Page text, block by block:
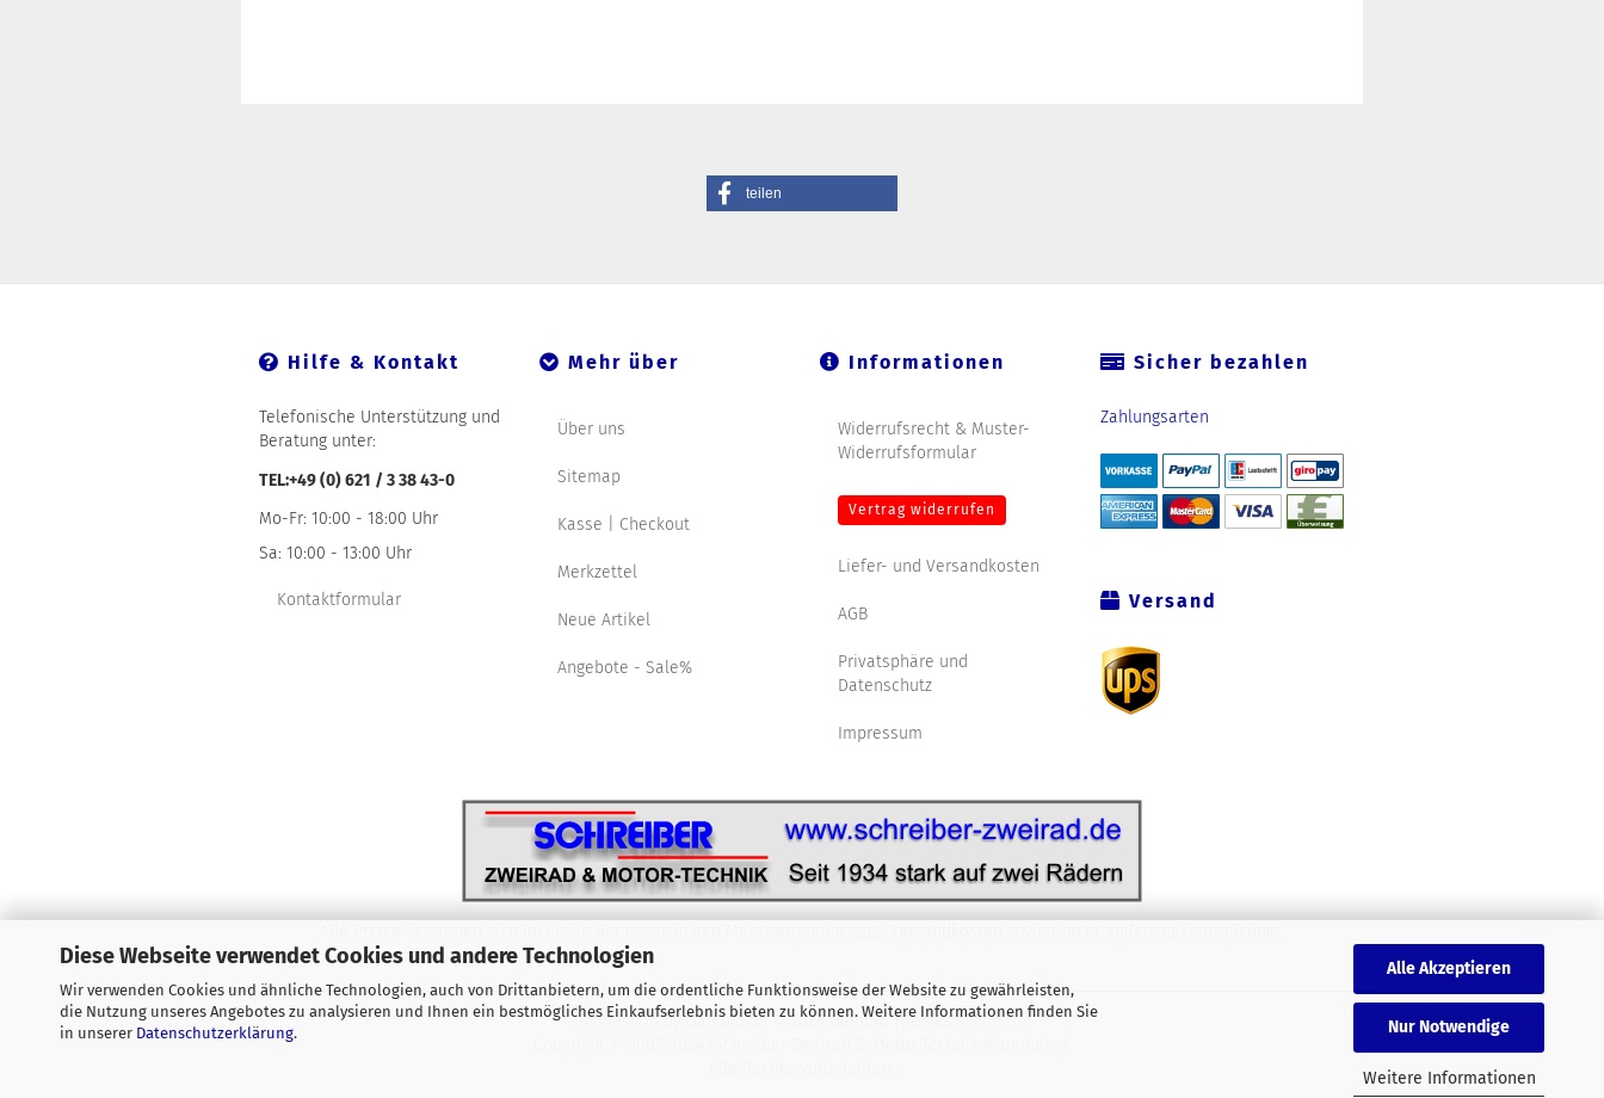
Diese Webseite verwendet Cookies und andere Technologien
Wir verwenden Cookies und ähnliche Technologien, auch von Drittanbietern, um die ordentliche Funktionsweise der Website zu gewährleisten,
die Nutzung unseres Angebotes zu analysieren und Ihnen ein bestmögliches Einkaufserlebnis bieten zu können. Weitere Informationen finden Sie
in unserer Datenschutzerklärung.
Alle Akzeptieren
Nur Notwendige
Weitere Informationen
teilen
Hilfe & Kontakt
Telefonische Unterstützung und
Beratung unter:
TEL:+49 (0) 621 / 3 38 43-0
Mo-Fr: 10:00 - 18:00 Uhr
Sa: 10:00 - 13:00 Uhr
Kontaktformular
Mehr über
Über uns
Sitemap
Kasse | Checkout
Merkzettel
Neue Artikel
Angebote - Sale%
Informationen
Widerrufsrecht & Muster-
Widerrufsformular
Vertrag widerrufen
Liefer- und Versandkosten
AGB
Privatsphäre und
Datenschutz
Impressum
Sicher bezahlen
Zahlungsarten
Versand
Onlineshopby Gambio.de © 2026 Gambio ThemesXycons.de